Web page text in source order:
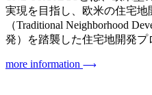
実現を目指し、欧米の住宅
（Traditional Neighborhood
発）を踏襲した住宅地開発プ
more information